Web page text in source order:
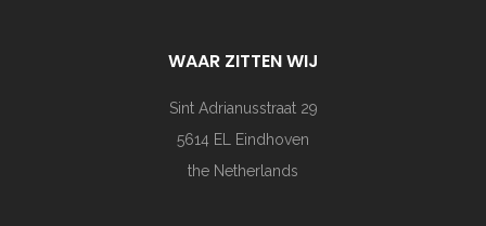
WAAR ZITTEN WIJ
Sint Adrianusstraat 29
5614 EL Eindhoven
the Netherlands